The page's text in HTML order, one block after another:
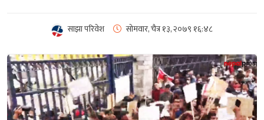
साझा परिवेश सोमवार, चैत्र १३, २०७९ १६:४८